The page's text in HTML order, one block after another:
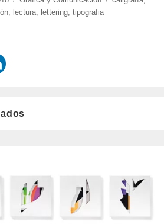
, lectura, lettering,tipografia